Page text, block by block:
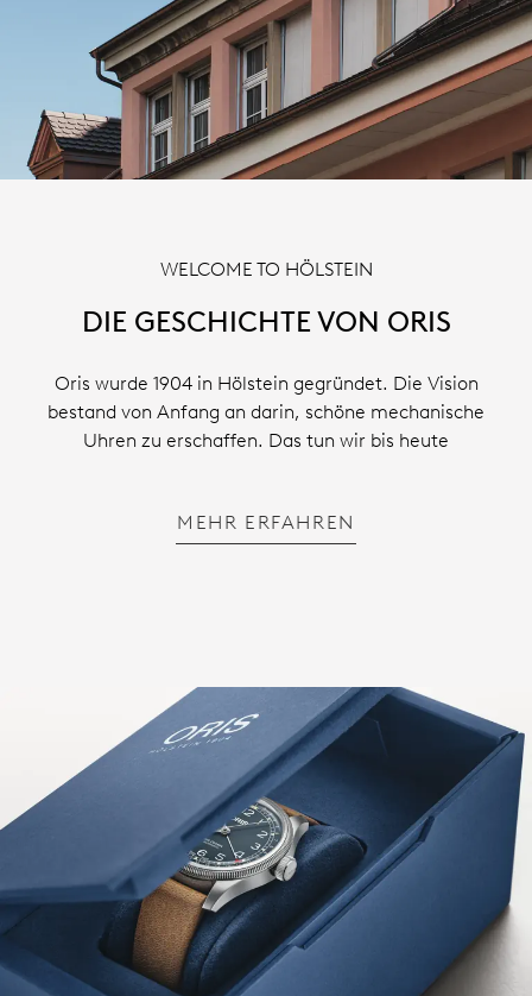
WELCOME TO HÖLSTEIN
DIE GESCHICHTE VON ORIS
Oris wurde 1904 in Hölstein gegründet. Die Vision
bestand von Anfang an darin, schöne mechanische
Uhren zu erschaffen. Das tun wir bis heute
MEHR ERFAHREN